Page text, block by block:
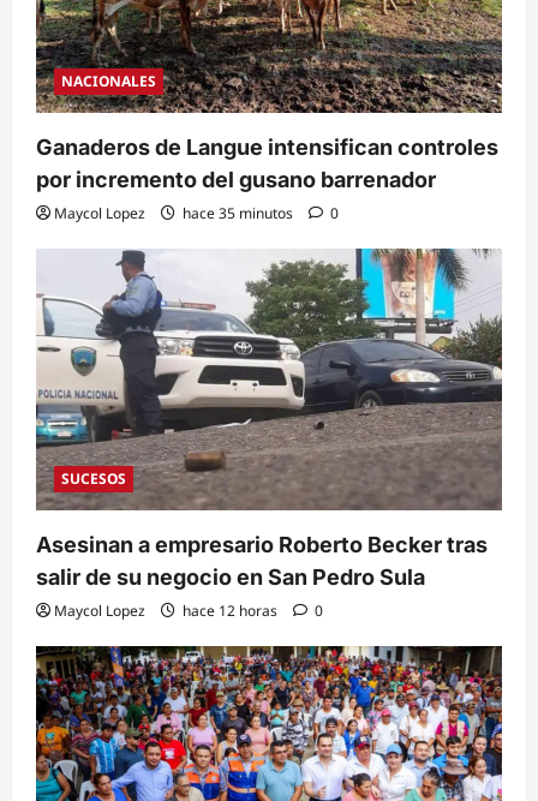
NACIONALES
Ganaderos de Langue intensifican controles
por incremento del gusano barrenador
Maycol Lopez hace 35 minutos 0
SUCESOS
Asesinan a empresario Roberto Becker tras
salir de su negocio en San Pedro Sula
Maycol Lopez hace 12 horas 0